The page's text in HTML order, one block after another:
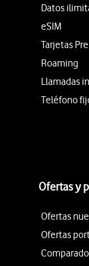
Datos
eSIM
Tarjetas
Roaming
Llamadas
Teléfono
Ofertas y
Ofertas
Ofertas